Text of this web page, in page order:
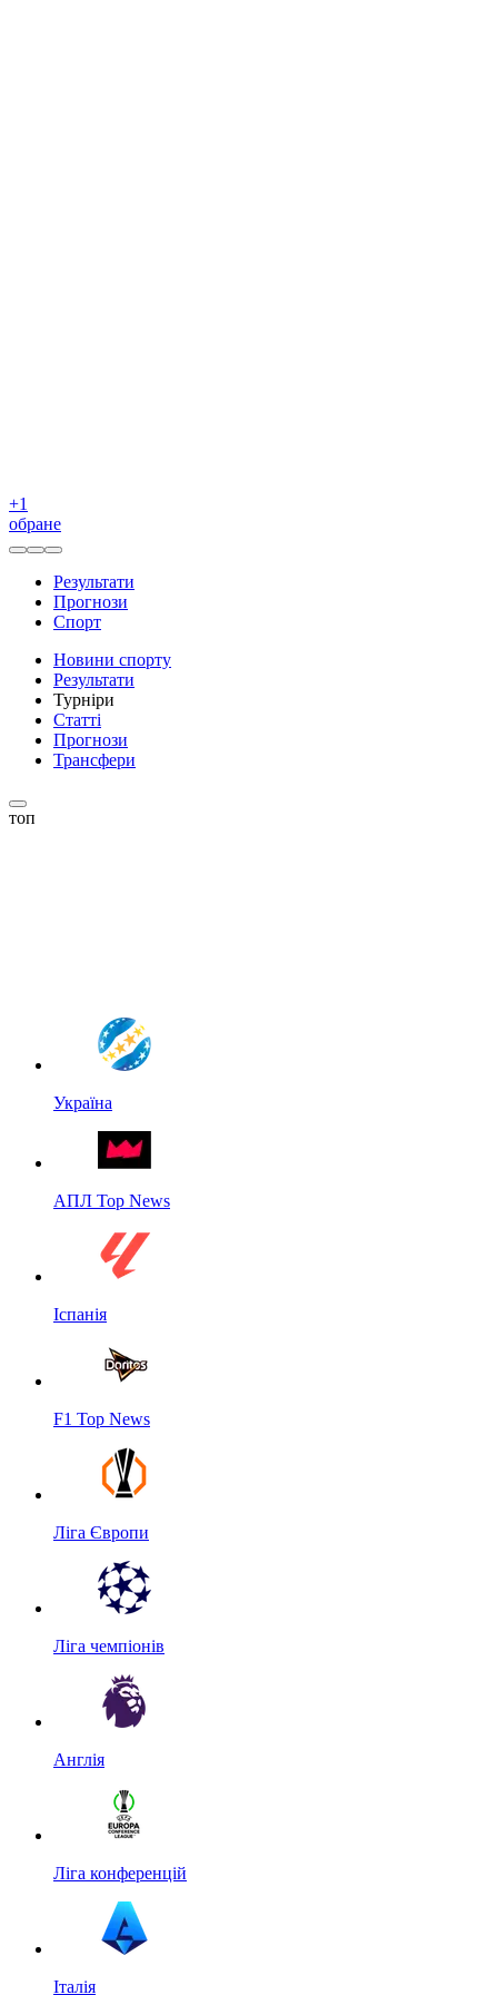
+1
обране
Результати
Прогнози
Спорт
Новини спорту
Результати
Турніри
Статті
Прогнози
Трансфери
топ
Україна
АПЛ Top News
Іспанія
F1 Top News
Ліга Європи
Ліга чемпіонів
Англія
Ліга конференцій
Італія